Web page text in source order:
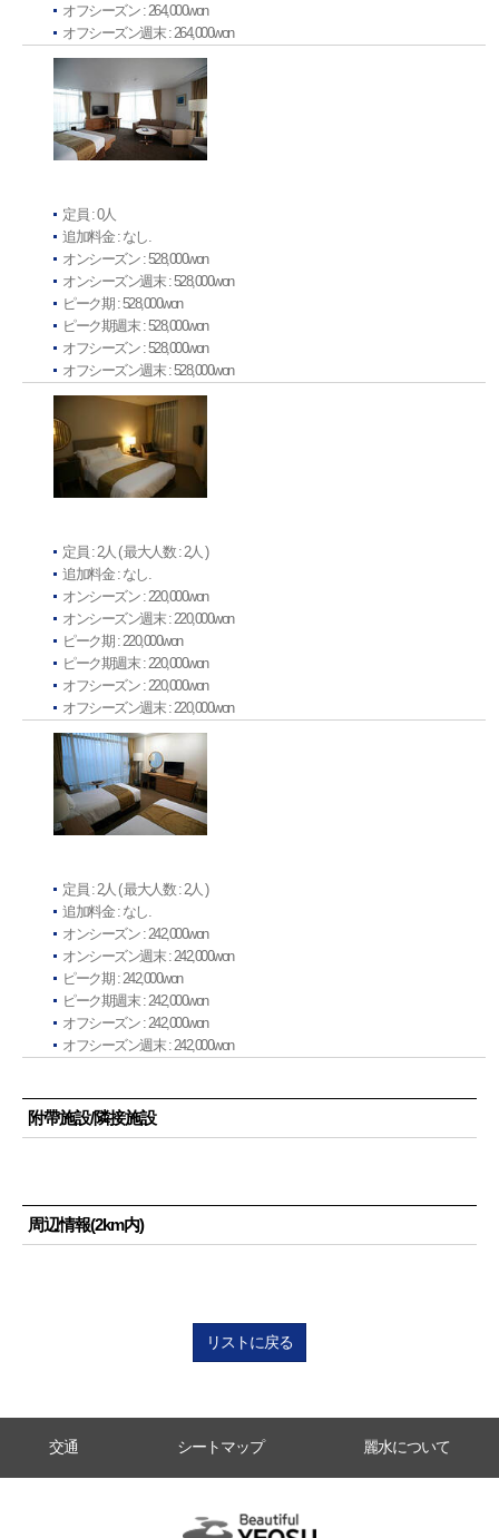
オフシーズン : 264,000won
オフシーズン週末 : 264,000won
定員 : 0人
追加料金 : なし.
オンシーズン : 528,000won
オンシーズン週末 : 528,000won
ピーク期 : 528,000won
ピーク期週末 : 528,000won
オフシーズン : 528,000won
オフシーズン週末 : 528,000won
定員 : 2人 ( 最大人数 : 2人 )
追加料金 : なし.
オンシーズン : 220,000won
オンシーズン週末 : 220,000won
ピーク期 : 220,000won
ピーク期週末 : 220,000won
オフシーズン : 220,000won
オフシーズン週末 : 220,000won
定員 : 2人 ( 最大人数 : 2人 )
追加料金 : なし.
オンシーズン : 242,000won
オンシーズン週末 : 242,000won
ピーク期 : 242,000won
ピーク期週末 : 242,000won
オフシーズン : 242,000won
オフシーズン週末 : 242,000won
附帶施設/隣接施設
周辺情報(2km内)
リストに戻る
交通 シートマップ 麗水について
Beautiful YEOSU